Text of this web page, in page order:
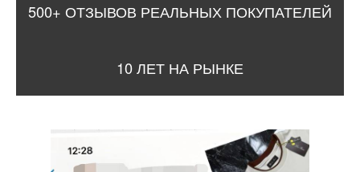
500+ ОТЗЫВОВ РЕАЛЬНЫХ ПОКУПАТЕЛЕЙ
10 ЛЕТ НА РЫНКЕ